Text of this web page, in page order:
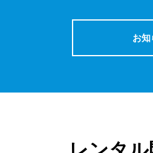
お知